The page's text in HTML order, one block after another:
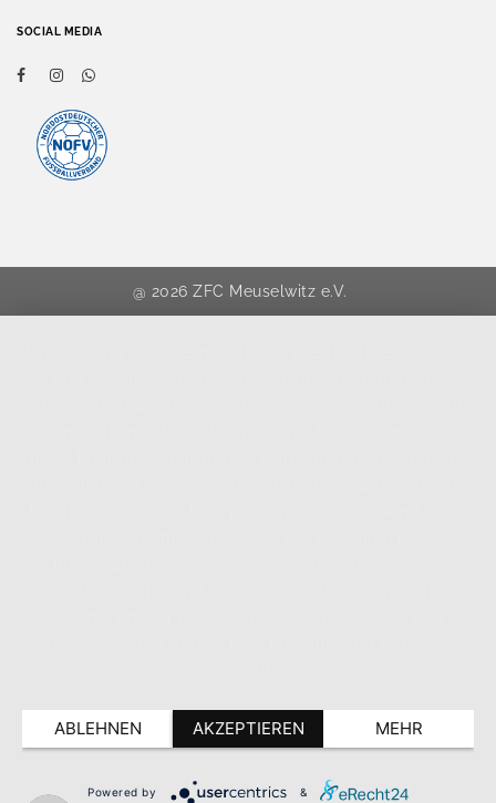
SOCIAL MEDIA
@ 2026 ZFC Meuselwitz e.V.
ABLEHNEN AKZEPTIEREN MEHR
Powered by &